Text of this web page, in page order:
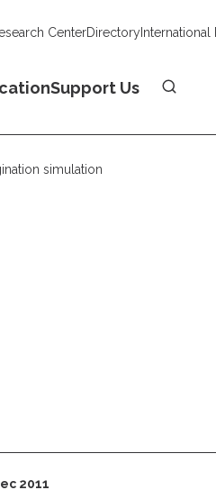
CenterDirectoryInternational
Support Us
simulation
2011